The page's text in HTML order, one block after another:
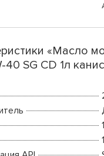
«Масло
40 SG CD 1л
1